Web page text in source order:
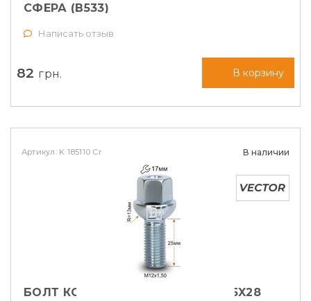
СФЕРА (B533)
Написать отзыв
82 грн. В корзину
Артикул: K 185110 Cr В наличии
БОЛТ КОЛЕСНЫЙ VECTOR M12X1,5X28